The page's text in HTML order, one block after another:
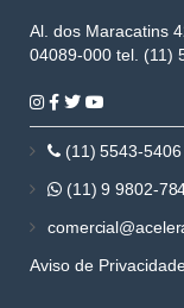
Al. dos Maracatins
04089-000 tel. (11)
(11) 5543-5406
(11) 9 9802-
Aviso de